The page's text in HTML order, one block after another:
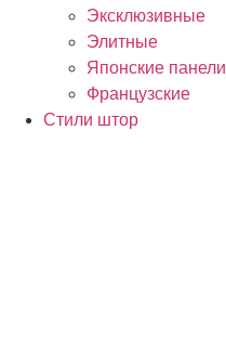
Эксклюзивные
Элитные
Японские панели
Французские
Стили штор